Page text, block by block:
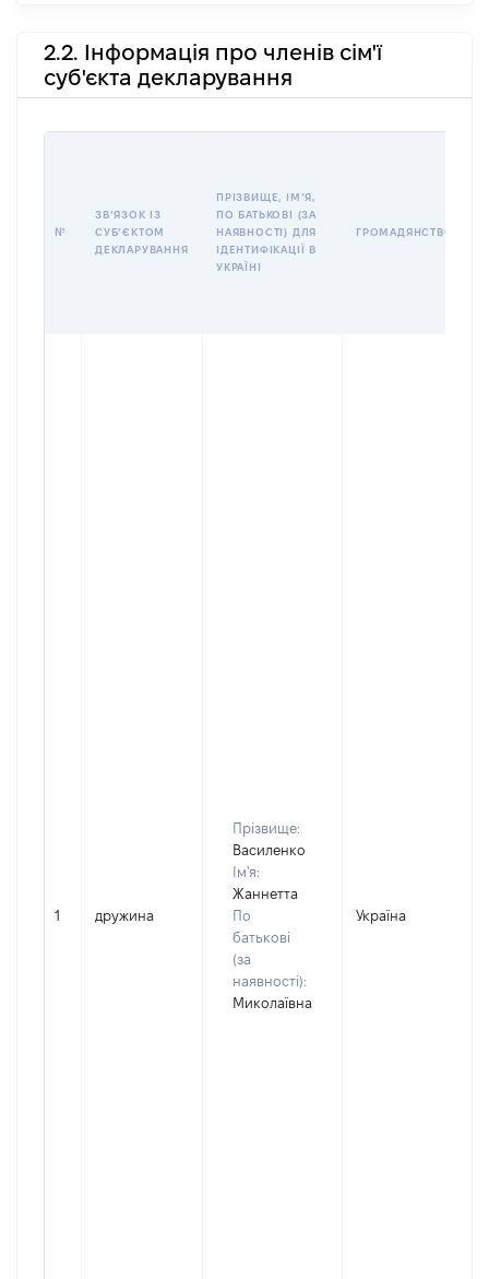
2.2. Інформація про членів сім'ї
суб'єкта декларування
№
ЗВʼЯЗОК ІЗ
СУБʼЄКТОМ
ДЕКЛАРУВАННЯ
ПРІЗВИЩЕ, ІМʼЯ,
ПО БАТЬКОВІ (ЗА
НАЯВНОСТІ) ДЛЯ
ІДЕНТИФІКАЦІЇ В
УКРАЇНІ
ГРОМАДЯНСТВО
1 дружина
Прізвище:
Василенко
Ім'я:
Жаннетта
По
батькові
(за
наявності):
Миколаївна
Україна